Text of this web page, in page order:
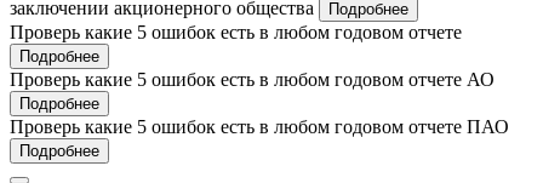
заключении акционерного общества
Подробнее
Проверь какие 5 ошибок есть в любом годовом отчете
Подробнее
Проверь какие 5 ошибок есть в любом годовом отчете АО
Подробнее
Проверь какие 5 ошибок есть в любом годовом отчете ПАО
Подробнее